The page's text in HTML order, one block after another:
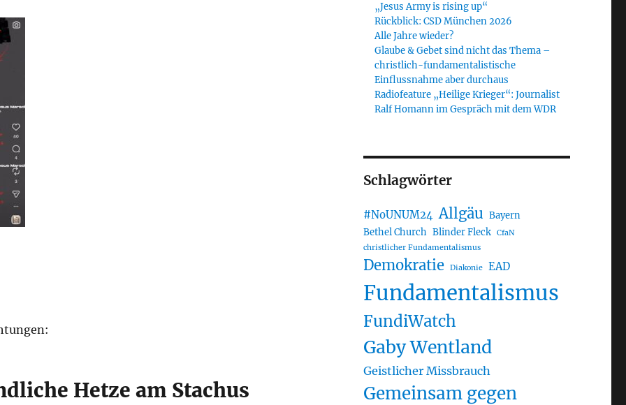
Hetze am Stachus
„Jesus Army is rising up“
Rückblick: CSD München 2026
Alle Jahre wieder?
Glaube & Gebet sind nicht das Thema –
christlich-fundamentalistische
Einflussnahme aber durchaus
Radiofeature „Heilige Krieger“: Journalist
Ralf Homann im Gespräch mit dem WDR
Schlagwörter
#NoUNUM24 Allgäu Bayern
Bethel Church Blinder Fleck
CfaN
christlicher Fundamentalismus
Demokratie Diakonie EAD
Fundamentalismus
FundiWatch
Gaby Wentland
Geistlicher Missbrauch
Gemeinsam gegen